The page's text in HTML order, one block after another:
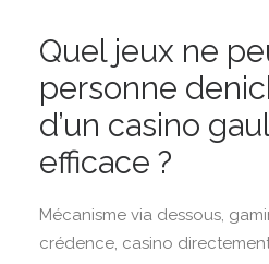
Quel jeux ne
personne
d’un casino
efficace ?
Mécanisme via dessous,
crédence, casino